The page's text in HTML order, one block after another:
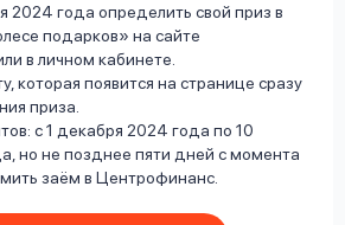
2024 года определить свой приз в
подарков» на сайте
в личном кабинете.
которая появится на странице сразу
приза.
с 1 декабря 2024 года по 10
но не позднее пяти дней с момента
заём в Центрофинанс.